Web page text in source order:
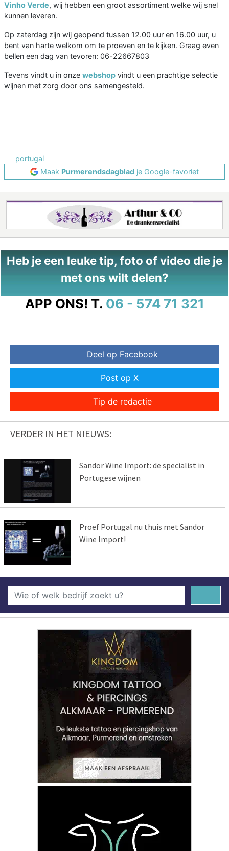
Vinho Verde, wij hebben een groot assortiment welke wij snel
kunnen leveren.
Op zaterdag zijn wij geopend tussen 12.00 uur en 16.00 uur, u
bent van harte welkom om te proeven en te kijken. Graag even
bellen een dag van tevoren: 06-22667803
Tevens vindt u in onze webshop vindt u een prachtige selectie
wijnen met zorg door ons samengesteld.
portugal
Maak Purmerendsdagblad je Google-favoriet
Heb je een leuke tip, foto of video die je
met ons wilt delen?
APP ONS! T. 06 - 574 71 321
Deel op Facebook
Post op X
Tip de redactie
VERDER IN HET NIEUWS:
Sandor Wine Import: de specialist in
Portugese wijnen
Proef Portugal nu thuis met Sandor
Wine Import!